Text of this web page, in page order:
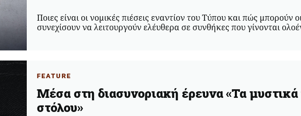
Ποιες είναι οι νομικές πιέσεις εναντίον του Τύπου και πώς μπορούν
συνεχίσουν να λειτουργούν ελέυθερα σε συνθήκες που γίνονται
FEATURE
Μέσα στη διασυνοριακή έρευνα «Τα
στόλου»